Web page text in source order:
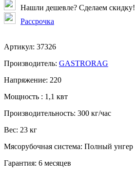
Нашли дешевле? Сделаем скидку!
Рассрочка
Артикул: 37326
Производитель: GASTRORAG
Напряжение: 220
Мощность : 1,1 квт
Производительность: 300 кг/час
Вес: 23 кг
Мясорубочная система: Полный унгер
Гарантия: 6 месяцев